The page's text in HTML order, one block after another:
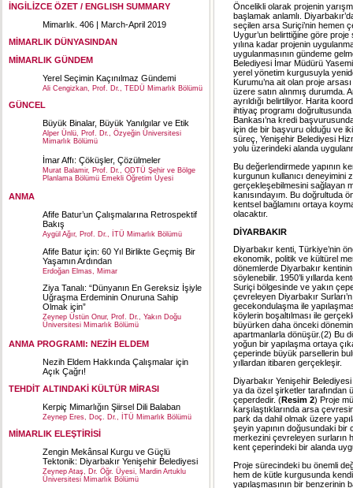
İNGİLİZCE ÖZET / ENGLISH SUMMARY
Mimarlık. 406 | March-April 2019
MİMARLIK DÜNYASINDAN
MİMARLIK GÜNDEM
Yerel Seçimin Kaçınılmaz Gündemi
Ali Cengizkan, Prof. Dr., TEDÜ Mimarlık Bölümü
GÜNCEL
Büyük Binalar, Büyük Yanılgılar ve Etik
Alper Ünlü, Prof. Dr., Özyeğin Üniversitesi
Mimarlık Bölümü
İmar Affı: Çöküşler, Çözülmeler
Murat Balamir, Prof. Dr., ODTÜ Şehir ve Bölge
Planlama Bölümü Emekli Öğretim Üyesi
ANMA
Afife Batur’un Çalışmalarına Retrospektif
Bakış
Aygül Ağır, Prof. Dr., İTÜ Mimarlık Bölümü
Afife Batur için: 60 Yıl Birlikte Geçmiş Bir
Yaşamın Ardından
Erdoğan Elmas, Mimar
Ziya Tanalı: “Dünyanın En Gereksiz İşiyle
Uğraşma Erdeminin Onuruna Sahip
Olmak için”
Zeynep Üstün Onur, Prof. Dr., Yakın Doğu
Üniversitesi Mimarlık Bölümü
ANMA PROGRAMI: NEZİH ELDEM
Nezih Eldem Hakkında Çalışmalar için
Açık Çağrı!
TEHDİT ALTINDAKİ KÜLTÜR MİRASI
Kerpiç Mimarlığın Şiirsel Dili Balaban
Zeynep Eres, Doç. Dr., İTÜ Mimarlık Bölümü
MİMARLIK ELEŞTİRİSİ
Zengin Mekânsal Kurgu ve Güçlü
Tektonik: Diyarbakır Yenişehir Belediyesi
Zeynep Ataş, Dr. Öğr. Üyesi, Mardin Artuklu
Üniversitesi Mimarlık Bölümü
Öncelikli olarak projenin
başlamak anlamlı.
seçilen arsa Suriçi’nin hemen
Uygur’un belirttiğine göre proje
yılına kadar projenin
uygulanmasının gündeme
Belediyesi İmar Müdürü
yerel yönetim kurgusuyla
Kurumu’na ait olan proje
üzere satın alınmış durumda.
ayrıldığı belirtiliyor. Harita
ihtiyaç programı
Bankası’na kredi
için de bir başvuru olduğu ve iki
süreç, Yenişehir Belediyesi
yolu üzerindeki alanda
Bu değerlendirmede yapının
kurgunun kullanıcı deneyimini
gerçekleşebilmesini sağlayan
kanısındayım. Bu doğrultuda
kentsel bağlamını ortaya
olacaktır.
DİYARBAKIR
Diyarbakır kenti, Türkiye’nin
ekonomik, politik ve kültürel
dönemlerde Diyarbakır
söylenebilir. 1950’li yıllarda
Suriçi bölgesinde ve yakın
çevreleyen Diyarbakır
gecekondulaşma ile
köylerin boşaltılması ile
büyürken daha önceki
apartmanlarla dönüşür.(2) Bu
yoğun bir yapılaşma ortaya
çeperinde büyük parsellerin
yıllardan itibaren gerçekleşir.
Diyarbakır Yenişehir
ya da özel şirketler tarafından
çeperdedir. (Resim 2) Proje
karşılaştıklarında arsa
park da dahil olmak üzere
şeyin yapının doğusundaki
merkezini çevreleyen surların
kent çeperindeki bir alanda
Proje sürecindeki bu önemli
hem de kütle kurgusunda
yapılaşmasının bir benzerinin